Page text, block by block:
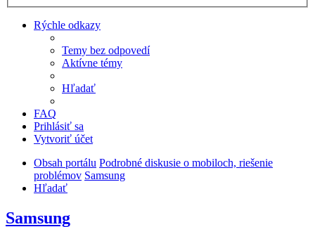
Rýchle odkazy
Temy bez odpovedí
Aktívne témy
Hľadať
FAQ
Prihlásiť sa
Vytvoriť účet
Obsah portálu Podrobné diskusie o mobiloch, riešenie
problémov Samsung
Hľadať
Samsung